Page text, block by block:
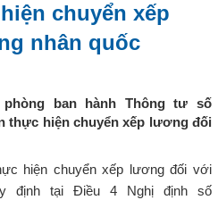
chuyển xếp
nhân quốc
phòng ban hành Thông tư số
thực hiện chuyển xếp lương đối
hiện chuyển xếp lương đối với
định tại Điều 4 Nghị định số